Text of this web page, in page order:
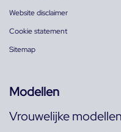
Website disclaimer
Cookie statement
Sitemap
Modellen
Vrouwelijke modellen